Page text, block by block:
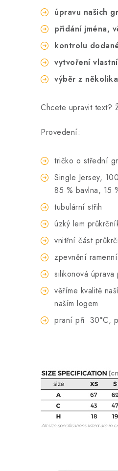
úpravu našich
přidání jména,
kontrolu
vytvoření
výběr z
Chcete upravit text?
Provedení:
tričko o střední
Single Jersey,
85 % bavlna, 15
tubulární střih
úzký lem
vnitřní část
zpevnění
silikonová
věříme kvalitě
naším logem
praní při 30°C,